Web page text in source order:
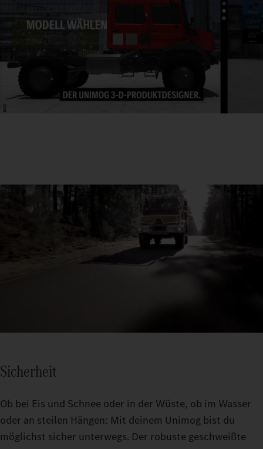
Sicherheit
Ob bei Eis und Schnee oder in der Wüste, ob im Wasser
oder an steilen Hängen: Mit deinem Unimog bist du
möglichst sicher unterwegs. Der robuste geschweißte